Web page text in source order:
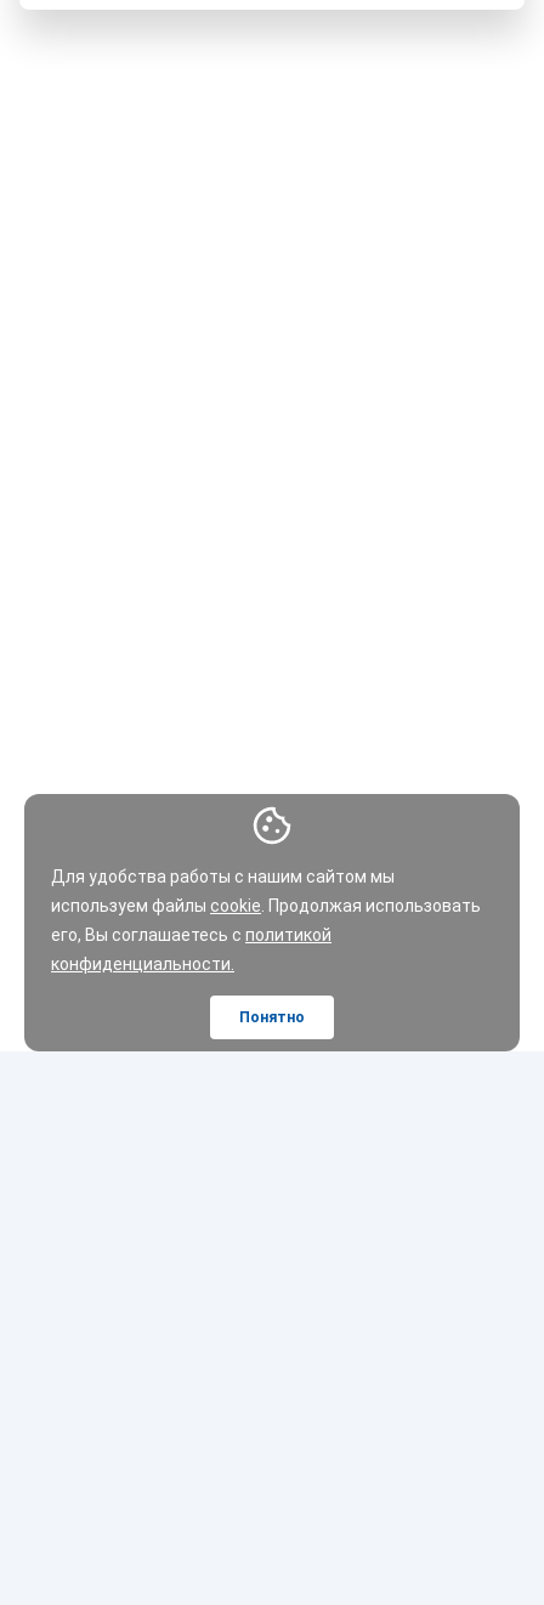
Для удобства работы с нашим сайтом мы
используем файлы cookie . Продолжая использовать
его, Вы соглашаетесь с политикой
конфиденциальности.
Понятно